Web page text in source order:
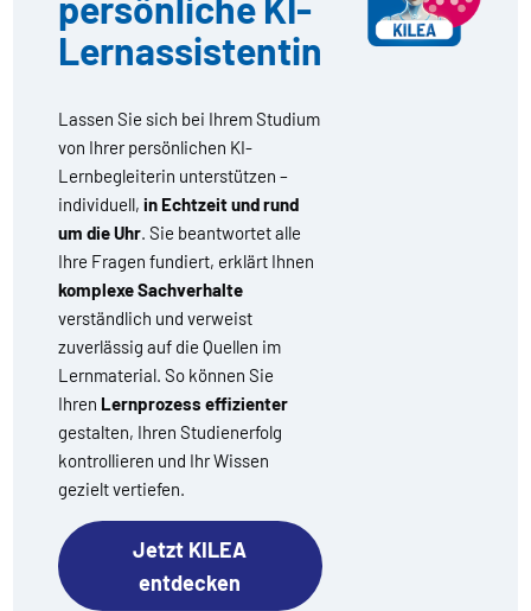
Lernassistentin
Lassen Sie sich bei Ihrem Studium
von Ihrer persönlichen KI-
Lernbegleiterin unterstützen –
individuell, in Echtzeit und rund
um die Uhr. Sie beantwortet alle
Ihre Fragen fundiert, erklärt Ihnen
komplexe Sachverhalte
verständlich und verweist
zuverlässig auf die Quellen im
Lernmaterial. So können Sie
Ihren Lernprozess effizienter
gestalten, Ihren Studienerfolg
kontrollieren und Ihr Wissen
gezielt vertiefen.
Jetzt KILEA
entdecken